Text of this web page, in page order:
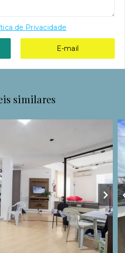
de Privacidade
E-mail
similares